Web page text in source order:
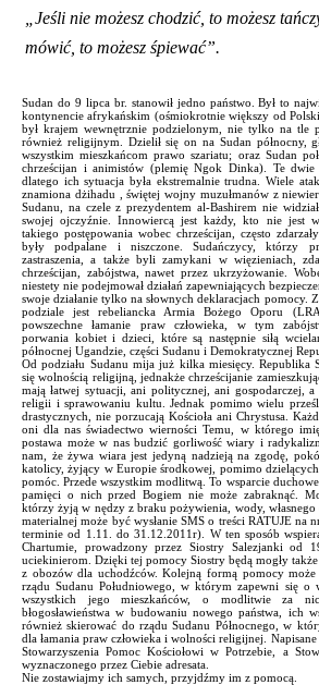
„Jeśli nie możesz chodzić, to możesz
mówić, to możesz śpiewać”.
Sudan do 9 lipca br. stanowił jedno państwo. Był to
kontynencie afrykańskim (ośmiokrotnie większy od
był krajem wewnętrznie podzielonym, nie tylko na tle
również religijnym. Dzielił się on na Sudan północny,
wszystkim mieszkańcom prawo szariatu; oraz Sudan
chrześcijan i animistów (plemię Ngok Dinka). Te dwie
dlatego ich sytuacja była ekstremalnie trudna. Wiele
znamiona dżihadu , świętej wojny muzułmanów z
Sudanu, na czele z prezydentem al-Bashirem nie
swojej ojczyźnie. Innowiercą jest każdy, kto nie jest
takiego postępowania wobec chrześcijan, często
były podpalane i niszczone. Sudańczycy, którzy
zastraszenia, a także byli zamykani w więzieniach,
chrześcijan, zabójstwa, nawet przez ukrzyżowanie.
niestety nie podejmował działań zapewniających
swoje działanie tylko na słownych deklaracjach pomocy.
podziale jest rebeliancka Armia Bożego Oporu
powszechne łamanie praw człowieka, w tym
porwania kobiet i dzieci, które są następnie siłą
północnej Ugandzie, części Sudanu i Demokratycznej
Od podziału Sudanu mija już kilka miesięcy. Republika
się wolnością religijną, jednakże chrześcijanie
mają łatwej sytuacji, ani politycznej, ani gospodarczej,
religii i sprawowaniu kultu. Jednak pomimo wielu
drastycznych, nie porzucają Kościoła ani Chrystusa.
oni dla nas świadectwo wierności Temu, w którego
postawa może w nas budzić gorliwość wiary i
nam, że żywa wiara jest jedyną nadzieją na zgodę,
katolicy, żyjący w Europie środkowej, pomimo
pomóc. Przede wszystkim modlitwą. To wsparcie
pamięci o nich przed Bogiem nie może zabraknąć.
którzy żyją w nędzy z braku pożywienia, wody,
materialnej może być wysłanie SMS o treści RATUJE na
terminie od 1.11. do 31.12.2011r). W ten sposób
Chartumie, prowadzony przez Siostry Salezjanki od
uciekinierom. Dzięki tej pomocy Siostry będą mogły
z obozów dla uchodźców. Kolejną formą pomocy
rządu Sudanu Południowego, w którym zapewni się o
wszystkich jego mieszkańców, o modlitwie za
błogosławieństwa w budowaniu nowego państwa, ich
również skierować do rządu Sudanu Północnego, w
dla łamania praw człowieka i wolności religijnej. Napisane
Stowarzyszenia Pomoc Kościołowi w Potrzebie, a
wyznaczonego przez Ciebie adresata.
Nie zostawiajmy ich samych, przyjdźmy im z pomocą.